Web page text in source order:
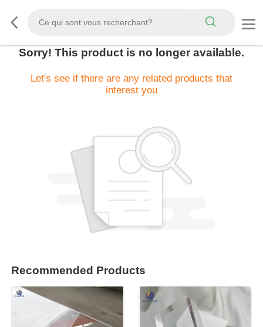
Sorry! This product is no longer available.
Let's see if there are any related products that
interest you
Recommended Products